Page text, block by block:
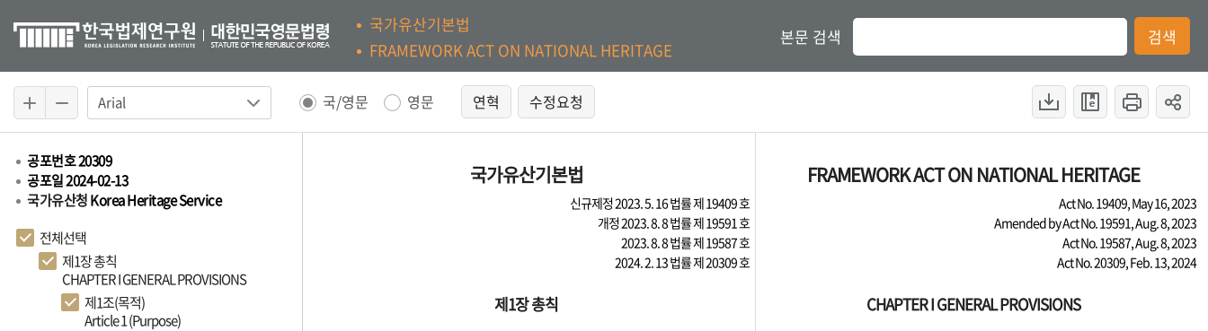
국가유산기본법
FRAMEWORK ACT ON NATIONAL HERITAGE
본문 검색 검색
국/영문 영문 연혁 수정요청